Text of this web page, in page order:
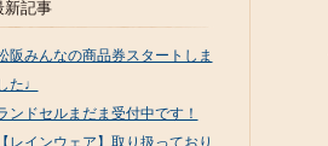
新記事
阪みんなの商品券スタートしま
た♩
ンドセルまだま受付中です！
【レインウェア】取り扱っており